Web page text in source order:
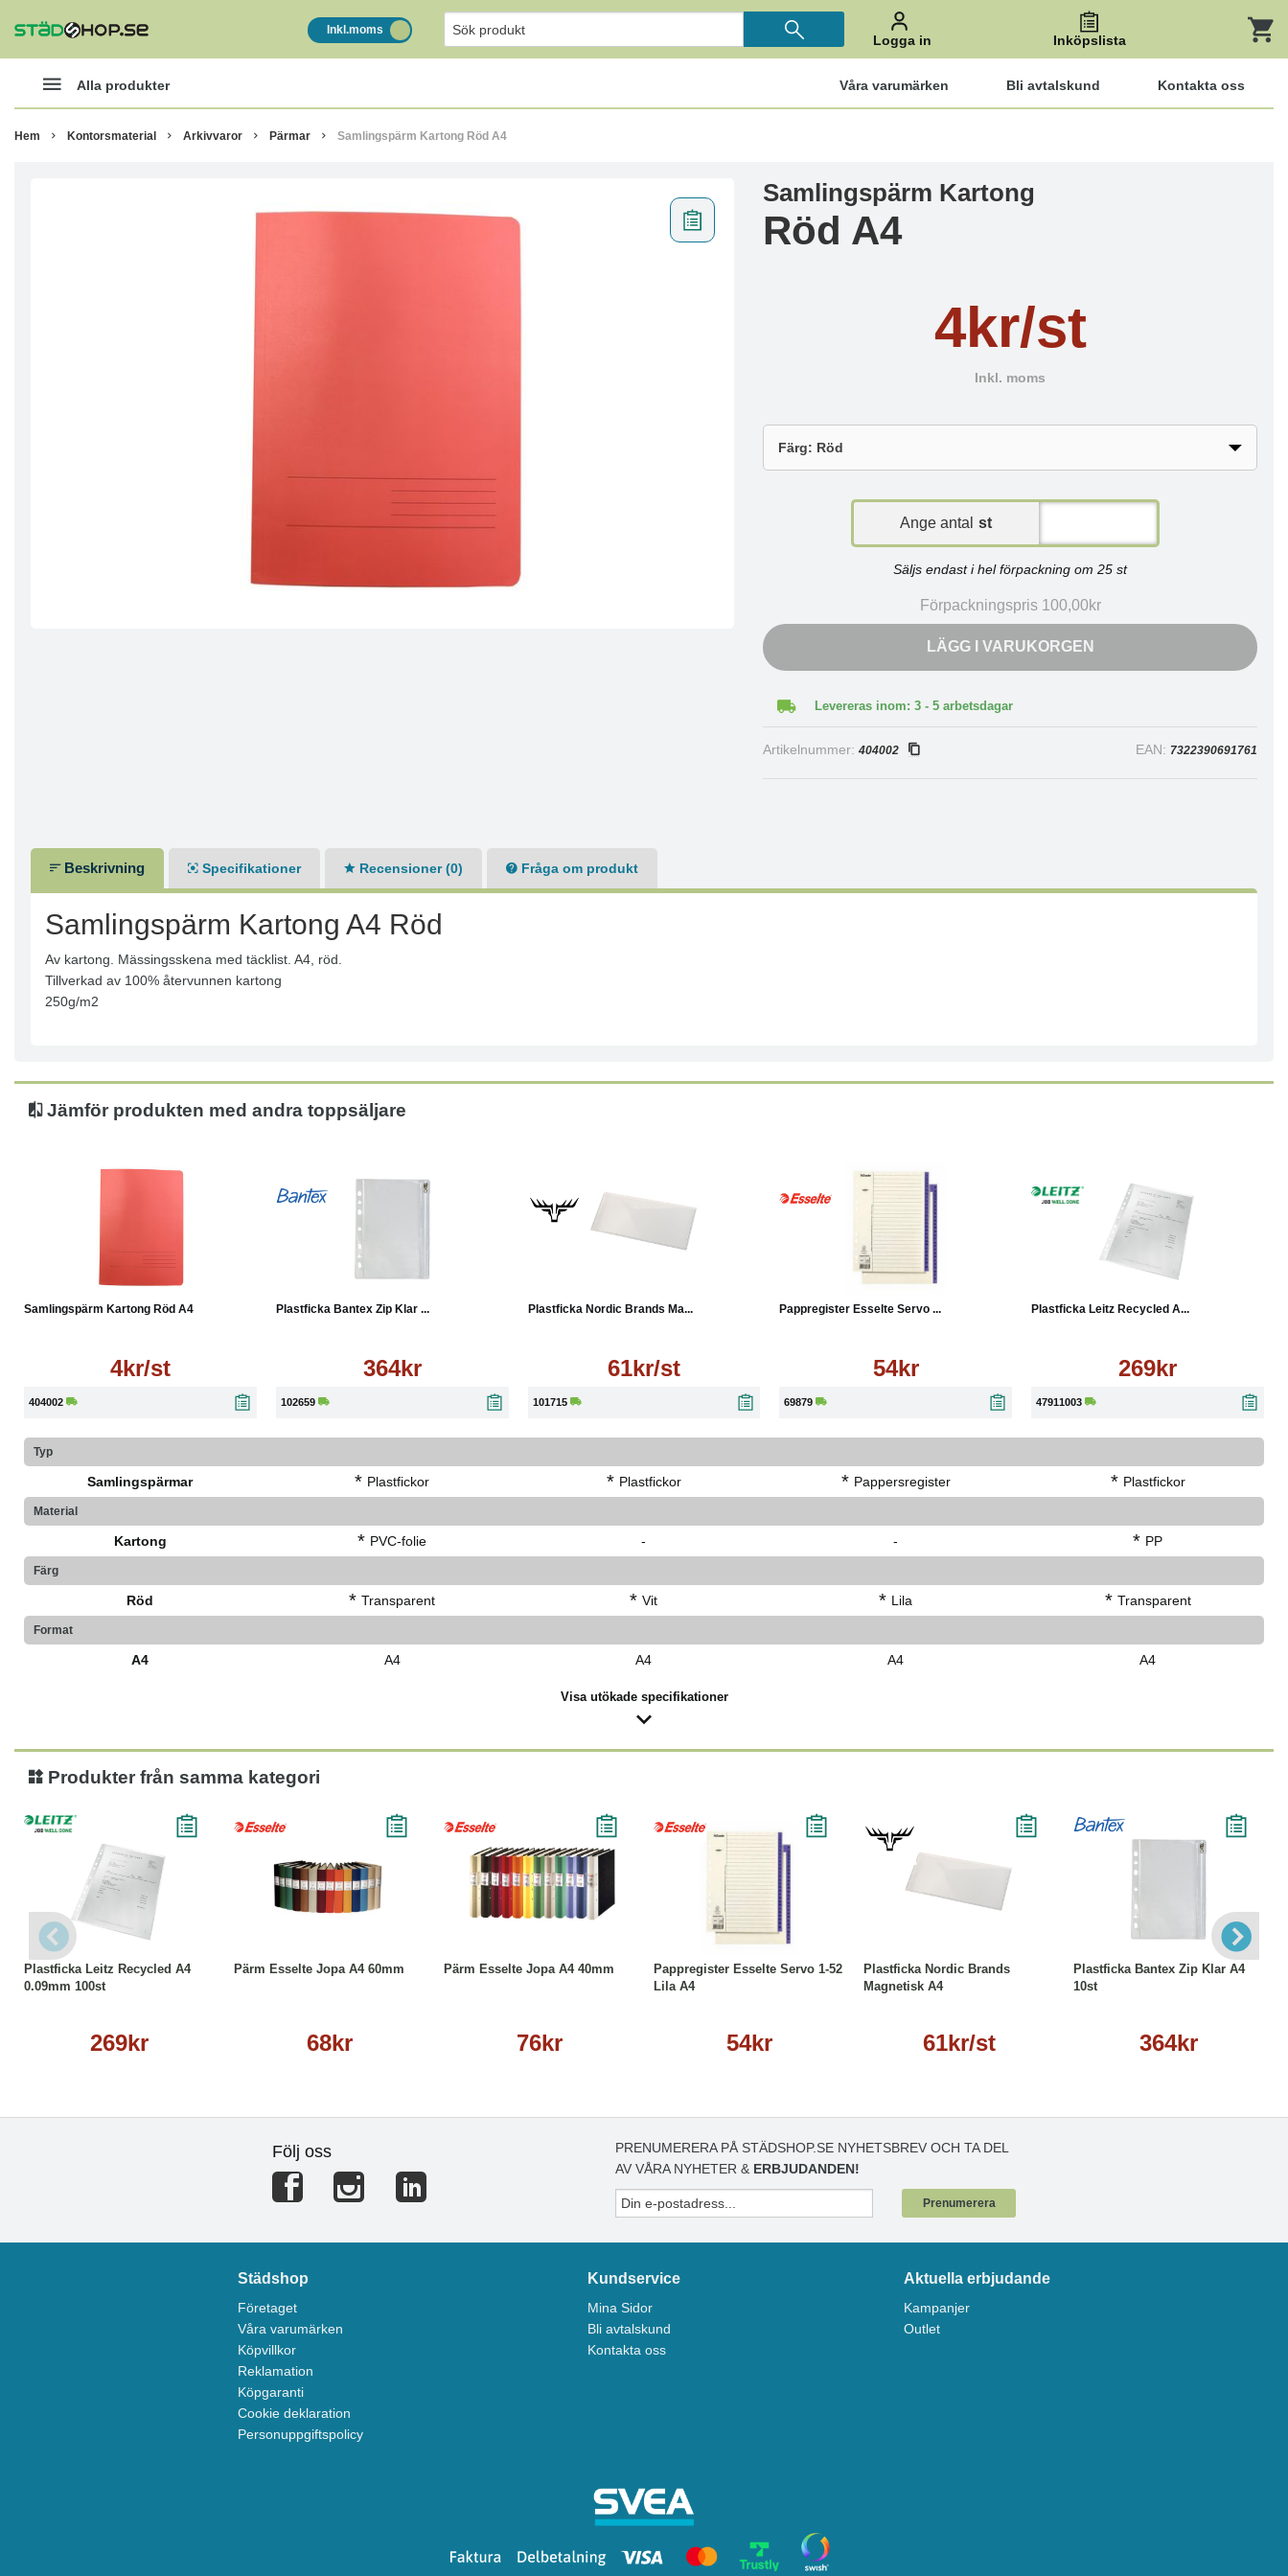
Inkl.moms
Logga in Inköpslista
Alla produkter Våra varumärken Bli avtalskund Kontakta oss
Hem Kontorsmaterial Arkivvaror Pärmar Samlingspärm Kartong Röd A4
Samlingspärm Kartong
Röd A4
4kr/st
Inkl. moms
Ange antal st
Säljs endast i hel förpackning om 25 st
Förpackningspris 100,00kr
LÄGG I VARUKORGEN
Levereras inom: 3 - 5 arbetsdagar
Artikelnummer:404002 EAN: 7322390691761
Beskrivning Specifikationer Recensioner (0) Fråga om produkt
Samlingspärm Kartong A4 Röd
Av kartong. Mässingsskena med täcklist. A4, röd.
Tillverkad av 100% återvunnen kartong
250g/m2
Jämför produkten med andra toppsäljare
Samlingspärm Kartong Röd A4
4kr/st
404002
Plastficka Bantex Zip Klar ...
364kr
102659
Plastficka Nordic Brands Ma...
61kr/st
101715
Pappregister Esselte Servo ...
54kr
69879
Plastficka Leitz Recycled A...
269kr
47911003
Typ
Samlingspärmar * Plastfickor * Plastfickor * Pappersregister * Plastfickor
Material
Kartong * PVC-folie - - * PP
Färg
Röd * Transparent * Vit * Lila * Transparent
Format
A4 A4 A4 A4 A4
Visa utökade specifikationer
Produkter från samma kategori
Plastficka Leitz Recycled A4
0.09mm 100st
269kr
Köp Läs mer
Pärm Esselte Jopa A4 60mm
68kr
Pärm Esselte Jopa A4 40mm
76kr
Pappregister Esselte Servo 1-52
Lila A4
54kr
Köp Läs mer
Plastficka Nordic Brands
Magnetisk A4
61kr/st
Plastficka Bantex Zip Klar A4
10st
364kr
Köp Läs mer
Följ oss
PRENUMERERA PÅ STÄDSHOP.SE NYHETSBREV OCH TA DEL
AV VÅRA NYHETER & ERBJUDANDEN!
Prenumerera
Städshop
Företaget
Våra varumärken
Köpvillkor
Reklamation
Köpgaranti
Cookie deklaration
Personuppgiftspolicy
Kundservice
Mina Sidor
Bli avtalskund
Kontakta oss
Aktuella erbjudande
Kampanjer
Outlet